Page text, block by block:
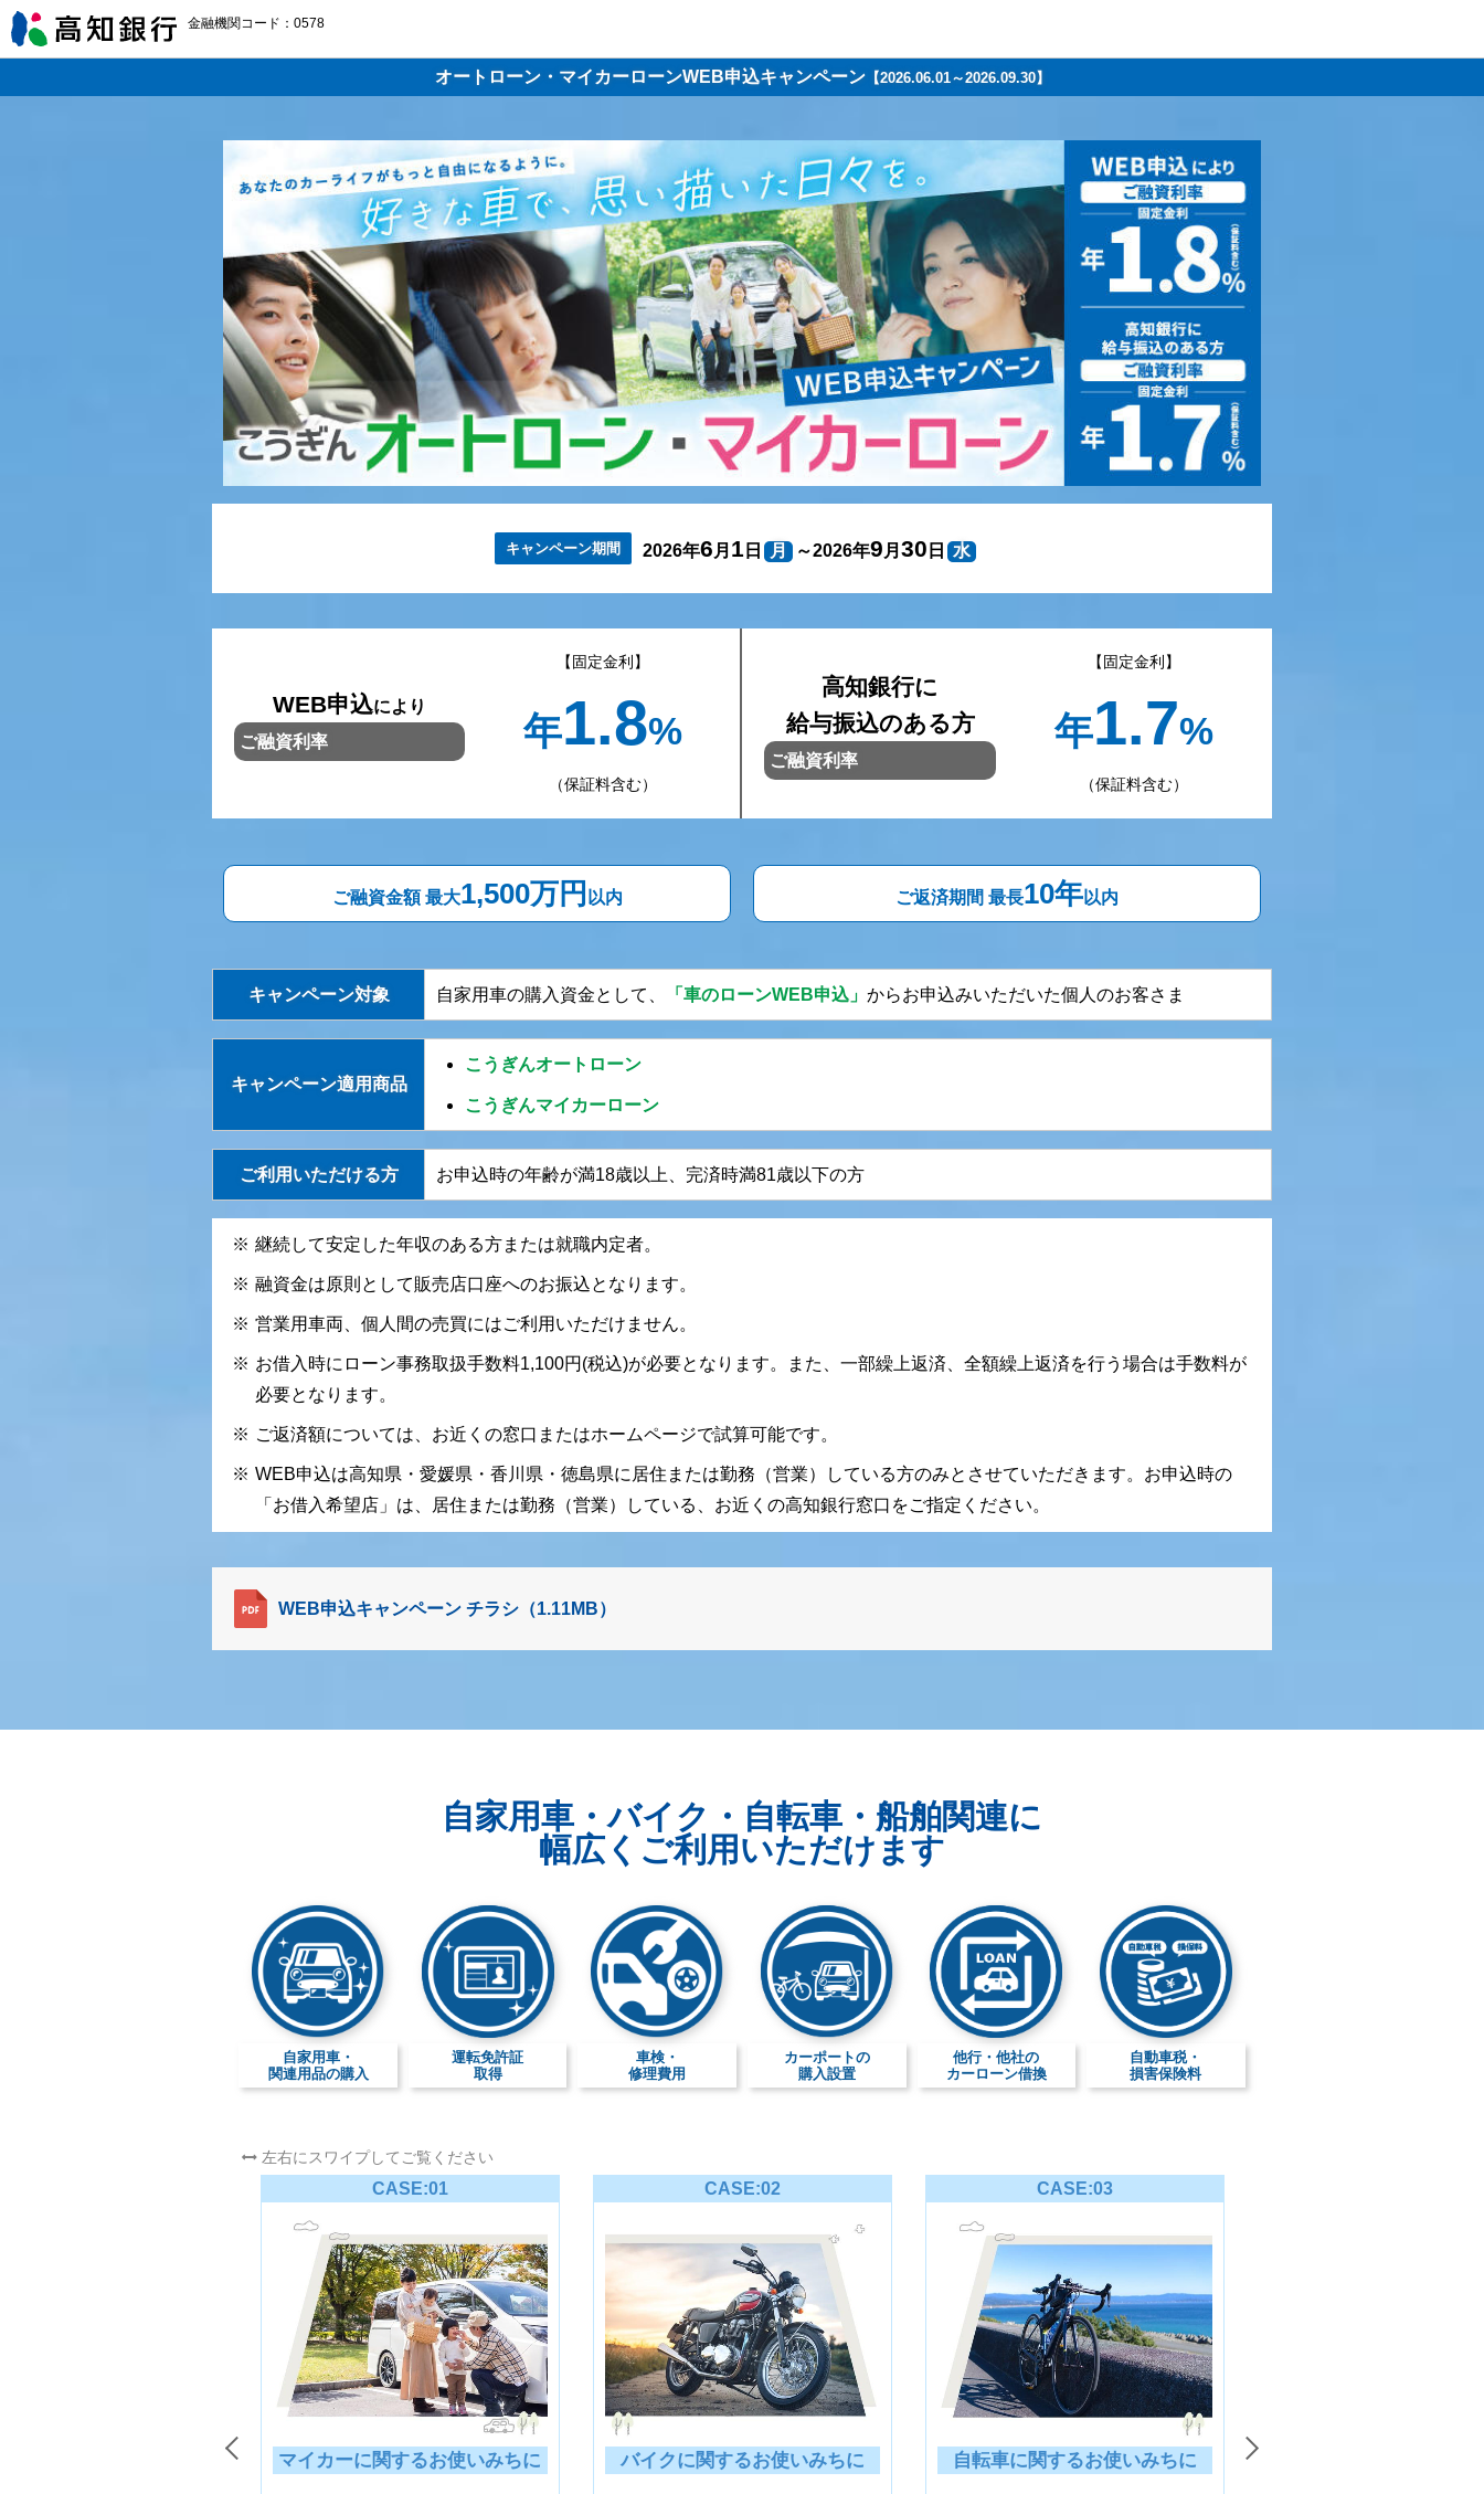
金融機関コード：0578
オートローン・マイカーローンWEB申込キャンペーン【2026.06.01～2026.09.30】
キャンペーン期間 2026年6 月 1 日 月 ～2026年9 月 30 日 水
WEB申込により
ご融資利率
【固定金利】
年1.8%
（保証料含む）
高知銀行に
給与振込のある方
ご融資利率
【固定金利】
年1.7%
（保証料含む）
ご融資金額 最大1,500万円 以内 ご返済期間 最長10年以内
キャンペーン対象 自家用車の購入資金として、 「車のローンWEB申込」 からお申込みいただいた個人のお客さま
キャンペーン適用商品
こうぎんオートローン
こうぎんマイカーローン
ご利用いただける方 お申込時の年齢が満18歳以上、完済時満81歳以下の方
継続して安定した年収のある方または就職内定者。
融資金は原則として販売店口座へのお振込となります。
営業用車両、個人間の売買にはご利用いただけません。
お借入時にローン事務取扱手数料1,100円(税込)が必要となります。また、一部繰上返済、全額繰上返済を行う場合は手数料が
必要となります。
ご返済額については、お近くの窓口またはホームページで試算可能です。
WEB申込は高知県・愛媛県・香川県・徳島県に居住または勤務（営業）している方のみとさせていただきます。お申込時の
「お借入希望店」は、居住または勤務（営業）している、お近くの高知銀行窓口をご指定ください。
WEB申込キャンペーン チラシ（1.11MB）
自家用車・バイク・自転車・船舶関連に
幅広くご利用いただけます
自家用車・
関連用品の購入
運転免許証
取得
車検・
修理費用
カーポートの
購入設置
他行・他社の
カーローン借換
自動車税・
損害保険料
左右にスワイプしてご覧ください
CASE:01
マイカーに関するお使いみちに
CASE:02
バイクに関するお使いみちに
CASE:03
自転車に関するお使いみちに